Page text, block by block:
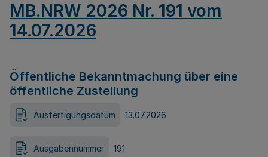
MB.NRW 2026 Nr. 191 vom
14.07.2026
Öffentliche Bekanntmachung über eine
öffentliche Zustellung
Ausfertigungsdatum 13.07.2026
Ausgabennummer 191